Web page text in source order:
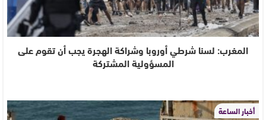
المغرب: لسنا شرطي أوروبا وشراكة الهجرة يجب أن تقوم على
المسؤولية المشتركة
أخبار الساعة